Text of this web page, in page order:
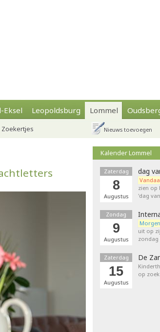
Eksel Leopoldsburg Lommel
Zoekertjes Nieuws toevoegen
Kalender Lommel
Zaterdag
8
Augustus
dag
zien op
'dag
Zondag
9
Augustus
Morgen
uit op
zondag
Zaterdag
15
Augustus
De
op